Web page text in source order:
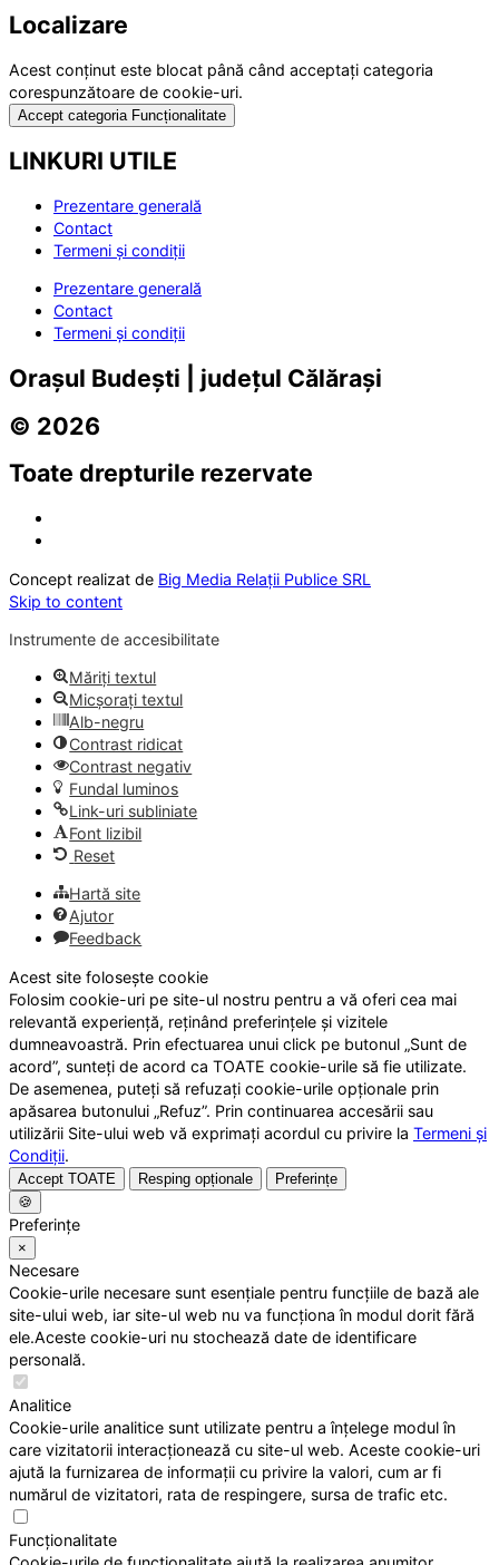
Localizare
Acest conținut este blocat până când acceptați categoria
corespunzătoare de cookie-uri.
Accept categoria Funcționalitate
LINKURI UTILE
Prezentare generală
Contact
Termeni și condiții
Prezentare generală
Contact
Termeni și condiții
Orașul Budești | județul Călărași
© 2026
Toate drepturile rezervate
Concept realizat de Big Media Relații Publice SRL
Skip to content
Instrumente de accesibilitate
Măriți textul
Micșorați textul
Alb-negru
Contrast ridicat
Contrast negativ
Fundal luminos
Link-uri subliniate
Font lizibil
Reset
Hartă site
Ajutor
Feedback
Acest site folosește cookie
Folosim cookie-uri pe site-ul nostru pentru a vă oferi cea mai
relevantă experiență, reținând preferințele și vizitele
dumneavoastră. Prin efectuarea unui click pe butonul „Sunt de
acord”, sunteți de acord ca TOATE cookie-urile să fie utilizate.
De asemenea, puteți să refuzați cookie-urile opționale prin
apăsarea butonului „Refuz”. Prin continuarea accesării sau
utilizării Site-ului web vă exprimați acordul cu privire la Termeni și
Condiții.
Accept TOATE Resping opționale
Preferințe
🍪
Preferințe
×
Necesare
Cookie-urile necesare sunt esențiale pentru funcțiile de bază ale
site-ului web, iar site-ul web nu va funcționa în modul dorit fără
ele.Aceste cookie-uri nu stochează date de identificare
personală.
Analitice
Cookie-urile analitice sunt utilizate pentru a înțelege modul în
care vizitatorii interacționează cu site-ul web. Aceste cookie-uri
ajută la furnizarea de informații cu privire la valori, cum ar fi
numărul de vizitatori, rata de respingere, sursa de trafic etc.
Funcționalitate